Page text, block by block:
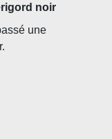
noir
une